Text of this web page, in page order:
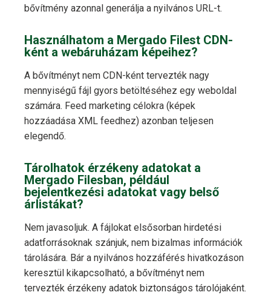
bővítmény azonnal generálja a nyilvános URL-t.
Használhatom a Mergado Filest CDN-
ként a webáruházam képeihez?
A bővítményt nem CDN-ként tervezték nagy
mennyiségű fájl gyors betöltéséhez egy weboldal
számára. Feed marketing célokra (képek
hozzáadása XML feedhez) azonban teljesen
elegendő.
Tárolhatok érzékeny adatokat a
Mergado Filesban, például
bejelentkezési adatokat vagy belső
árlistákat?
Nem javasoljuk. A fájlokat elsősorban hirdetési
adatforrásoknak szánjuk, nem bizalmas információk
tárolására. Bár a nyilvános hozzáférés hivatkozáson
keresztül kikapcsolható, a bővítményt nem
tervezték érzékeny adatok biztonságos tárolójaként.